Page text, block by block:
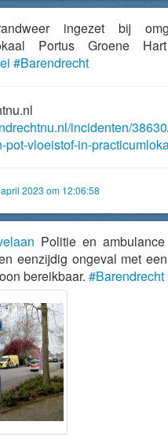
ingezet bij
Portus Groene
#Barendrecht
incidenten/
pot-vloeistof-in-
2023 om 12:06:58
Politie en
eenzijdig ongeval met
bereikbaar. #Barendrecht